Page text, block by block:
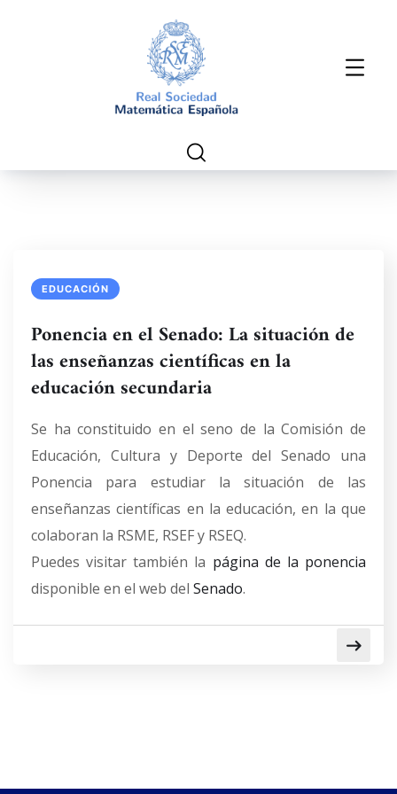
EDUCACIÓN
Ponencia en el Senado: La situación de
las enseñanzas científicas en la
educación secundaria
Se ha constituido en el seno de la Comisión de
Educación, Cultura y Deporte del Senado una
Ponencia para estudiar la situación de las
enseñanzas científicas en la educación, en la que
colaboran la RSME, RSEF y RSEQ.
Puedes visitar también la página de la ponencia
disponible en el web del Senado.